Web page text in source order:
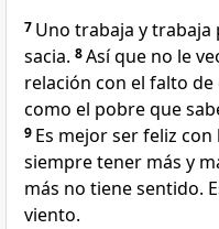
7 Uno trabaja y trabaja
sacia. 8Así que no le
relación con el falto
como el pobre que
9 Es mejor ser feliz
siempre tener más y
más no tiene sentido.
viento.